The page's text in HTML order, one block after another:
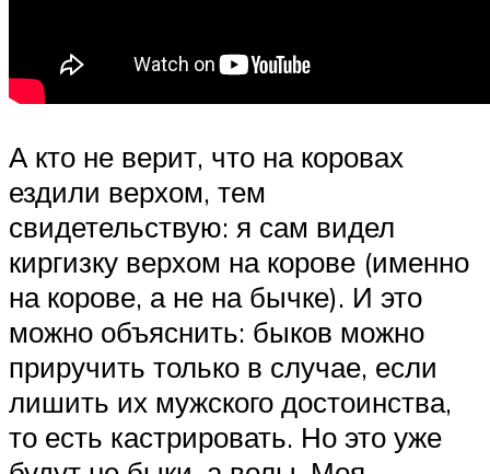
А кто не верит, что на коровах
ездили верхом, тем
свидетельствую: я сам видел
киргизку верхом на корове (именно
на корове, а не на бычке). И это
можно объяснить: быков можно
приручить только в случае, если
лишить их мужского достоинства,
то есть кастрировать. Но это уже